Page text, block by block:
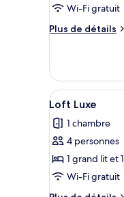
ce
type
de
Loft
Luxe
Wi-Fi gratuit
Plus de détails
Plus
le
type
de
Loft
Luxe
Afficher
toutes
les
photos
pour
ce
type
42
Loft Luxe
1 chambre
4 personnes
1 grand lit et
Wi-Fi gratuit